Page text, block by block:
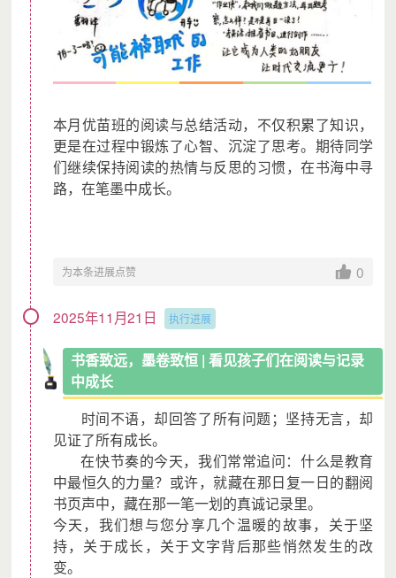
本月优苗班的阅读与总结活动，不仅积累了知识，
更是在过程中锻炼了心智、沉淀了思考。期待同学
们继续保持阅读的热情与反思的习惯，在书海中寻
路，在笔墨中成长。
为本条进展点赞 0
2025年11月21日 执行进展
书香致远，墨卷致恒 | 看见孩子们在阅读与记录
中成长
时间不语，却回答了所有问题；坚持无言，却
见证了所有成长。
在快节奏的今天，我们常常追问：什么是教育
中最恒久的力量？或许，就藏在那日复一日的翻阅
书页声中，藏在那一笔一划的真诚记录里。
今天，我们想与您分享几个温暖的故事，关于坚
持，关于成长，关于文字背后那些悄然发生的改
变。